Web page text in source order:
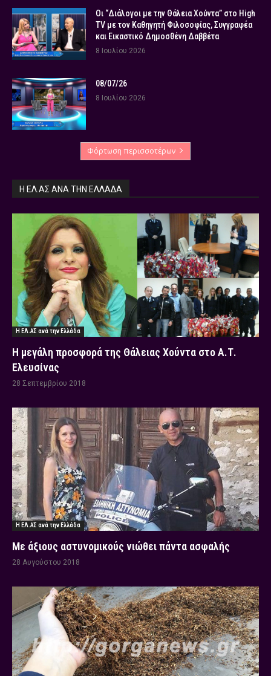
Οι “Διάλογοι με την Θάλεια Χούντα” στο High
TV με τον Καθηγητή Φιλοσοφίας, Συγγραφέα
και Εικαστικό Δημοσθένη Δαββέτα
8 Ιουλίου 2026
08/07/26
8 Ιουλίου 2026
Φόρτωση περισσοτέρων
Η ΕΛ.ΑΣ ΑΝΆ ΤΗΝ ΕΛΛΆΔΑ
Η ΕΛ.ΑΣ ανά την Ελλάδα
Η μεγάλη προσφορά της Θάλειας Χούντα στο Α.Τ.
Ελευσίνας
28 Σεπτεμβρίου 2018
Η ΕΛ.ΑΣ ανά την Ελλάδα
Με άξιους αστυνομικούς νιώθει πάντα ασφαλής
28 Αυγούστου 2018